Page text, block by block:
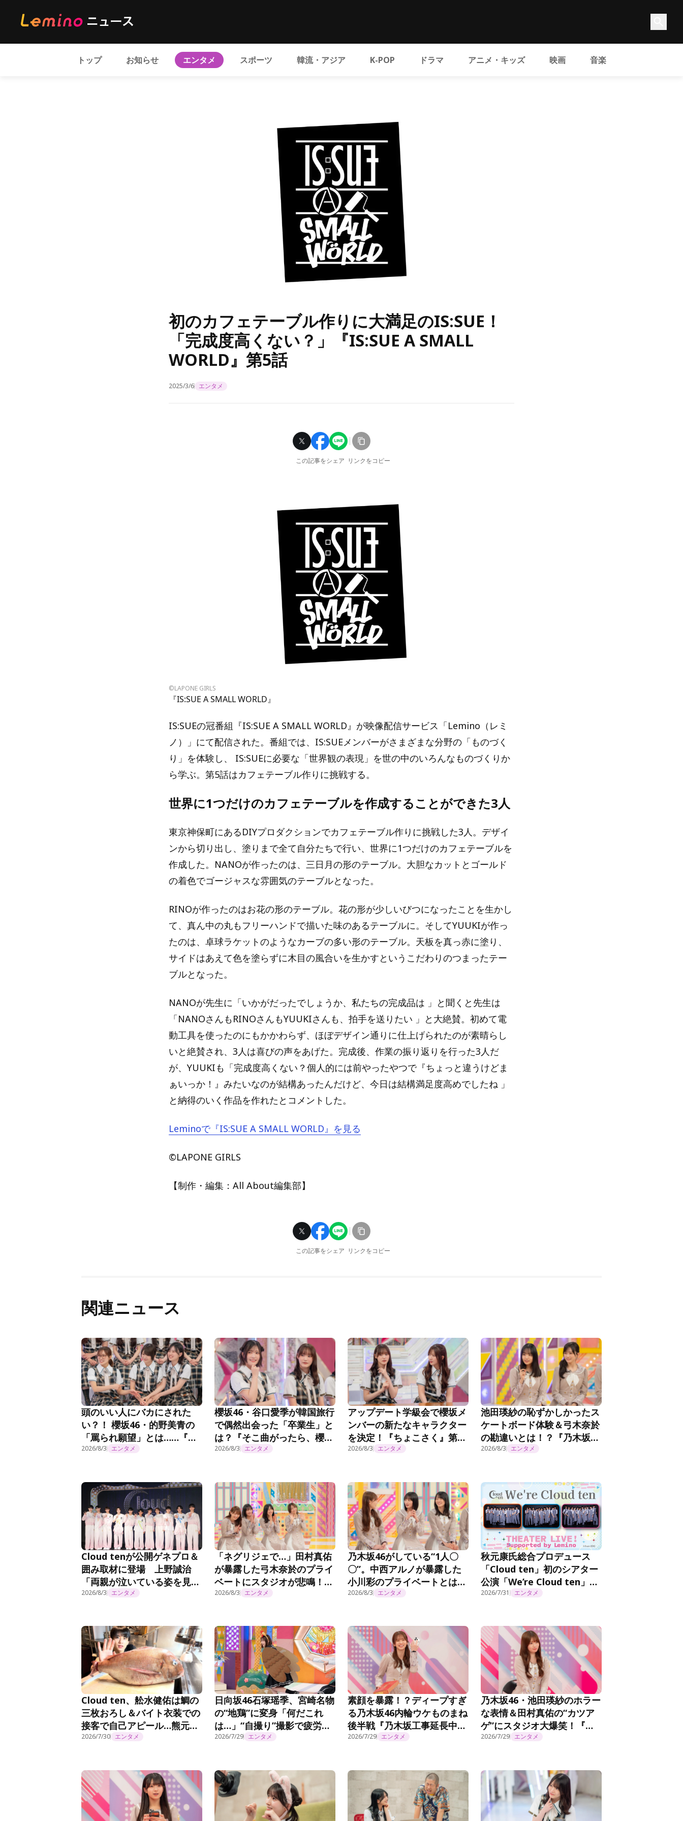
トップ お知らせ エンタメ スポーツ 韓流・アジア K-POP ドラマ アニメ・キッズ 映画 音楽
初のカフェテーブル作りに大満足のIS:SUE！
「完成度高くない？」『IS:SUE A SMALL
WORLD』第5話
2025/3/6 エンタメ
この記事をシェア リンクをコピー
©LAPONE GIRLS
『IS:SUE A SMALL WORLD』
IS:SUEの冠番組『IS:SUE A SMALL WORLD』が映像配信サービス「Lemino（レミ
ノ）」にて配信された。番組では、IS:SUEメンバーがさまざまな分野の「ものづく
り」を体験し、 IS:SUEに必要な「世界観の表現」を世の中のいろんなものづくりか
ら学ぶ。第5話はカフェテーブル作りに挑戦する。
世界に1つだけのカフェテーブルを作成することができた3人
東京神保町にあるDIYプロダクションでカフェテーブル作りに挑戦した3人。デザイ
ンから切り出し、塗りまで全て自分たちで行い、世界に1つだけのカフェテーブルを
作成した。NANOが作ったのは、三日月の形のテーブル。大胆なカットとゴールド
の着色でゴージャスな雰囲気のテーブルとなった。
RINOが作ったのはお花の形のテーブル。花の形が少しいびつになったことを生かし
て、真ん中の丸もフリーハンドで描いた味のあるテーブルに。そしてYUUKIが作っ
たのは、卓球ラケットのようなカーブの多い形のテーブル。天板を真っ赤に塗り、
サイドはあえて色を塗らずに木目の風合いを生かすというこだわりのつまったテー
ブルとなった。
NANOが先生に「いかがだったでしょうか、私たちの完成品は 」と聞くと先生は
「NANOさんもRINOさんもYUUKIさんも、拍手を送りたい 」と大絶賛。初めて電
動工具を使ったのにもかかわらず、ほぼデザイン通りに仕上げられたのが素晴らし
いと絶賛され、3人は喜びの声をあげた。完成後、作業の振り返りを行った3人だ
が、YUUKIも「完成度高くない？個人的には前やったやつで『ちょっと違うけどま
ぁいっか！』みたいなのが結構あったんだけど、今日は結構満足度高めでしたね 」
と納得のいく作品を作れたとコメントした。
Leminoで『IS:SUE A SMALL WORLD』を見る
©LAPONE GIRLS
【制作・編集：All About編集部】
この記事をシェア リンクをコピー
関連ニュース
頭のいい人にバカにされた
い？！ 櫻坂46・的野美青の
「罵られ願望」とは……『そ
こ曲がったら、櫻坂？』第
2026/8/3 エンタメ
櫻坂46・谷口愛季が韓国旅行
で偶然出会った「卒業生」と
は？『そこ曲がったら、櫻
坂？』第294話
2026/8/3 エンタメ
アップデート学級会で櫻坂メ
ンバーの新たなキャラクター
を決定！『ちょこさく』第
294話
2026/8/3 エンタメ
池田瑛紗の恥ずかしかったス
ケートボード体験＆弓木奈於
の勘違いとは！？『乃木坂工
事延長中』#570
2026/8/3 エンタメ
Cloud tenが公開ゲネプロ＆
囲み取材に登場 上野誠治
「両親が泣いている姿を見た
ら感極まってしまいました」
2026/8/3 エンタメ
「ネグリジェで…」田村真佑
が暴露した弓木奈於のプライ
ベートにスタジオが悲鳴！？
『乃木坂工事延長中』#570
2026/8/3 エンタメ
乃木坂46がしている“1人〇
〇”。中西アルノが暴露した
小川彩のプライベートとは…
『乃木坂工事延長中』#570
2026/8/3 エンタメ
秋元康氏総合プロデュース
「Cloud ten」初のシアター
公演「We’re Cloud ten」を
Leminoプレミアムで独占見
2026/7/31 エンタメ
Cloud ten、舩水健佑は鯛の
三枚おろし＆バイト衣装での
接客で自己アピール…熊元プ
ロレスが「かわいい！」絶賛
2026/7/30 エンタメ
日向坂46石塚瑶季、宮崎名物
の“地鶏”に変身「何だこれ
は…」“自撮り”撮影で疲労困
ぱい＜まだまだ！日向坂で会
2026/7/29 エンタメ
素顔を暴露！？ディープすぎ
る乃木坂46内輪ウケものまね
後半戦『乃木坂工事延長中』
#572
2026/7/29 エンタメ
乃木坂46・池田瑛紗のホラー
な表情＆田村真佑の“カツア
ゲ”にスタジオ大爆笑！『乃
木坂工事延長中』#572
2026/7/29 エンタメ